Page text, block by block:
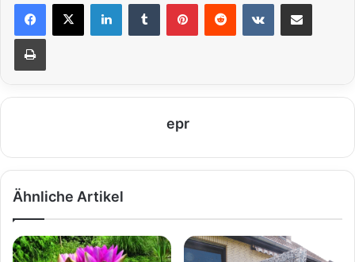
epr
Ähnliche Artikel